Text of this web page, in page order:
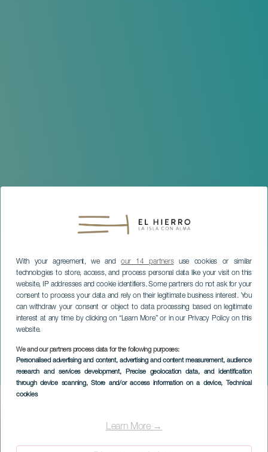
With your agreement, we andour 14 partnersuse cookies or similar
technologies to store, access, and process personal data like your visit on this
website, IP addresses and cookie identifiers. Some partners do not ask for your
consent to process your data and rely on their legitimate business interest. You
can withdraw your consent or object to data processing based on legitimate
interest at any time by clicking on “Learn More” or in our Privacy Policy on this
website.
We and our partners process data for the following purposes:
Personalised advertising and content, advertising and content measurement, audience
research and services development, Precise geolocation data, and identification
through device scanning, Store and/or access information on a device, Technical
cookies
Learn More →
Wereld Poëzie Dag
EL HIERRO